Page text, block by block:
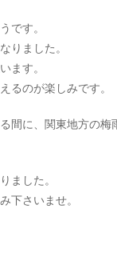
です。
りました。
ます。
るのが楽しみです。
間に、関東地方の梅
ました。
下さいませ。